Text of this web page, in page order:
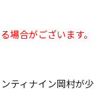
場合がございます。
ティナイン岡村が少